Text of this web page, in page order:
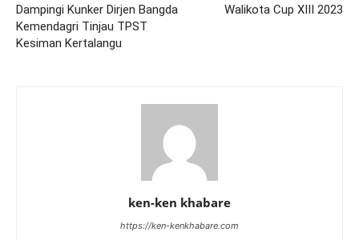
Dampingi Kunker Dirjen Bangda
Kemendagri Tinjau TPST
Kesiman Kertalangu
Walikota Cup XIII 2023
ken-ken khabare
https://ken-kenkhabare.com